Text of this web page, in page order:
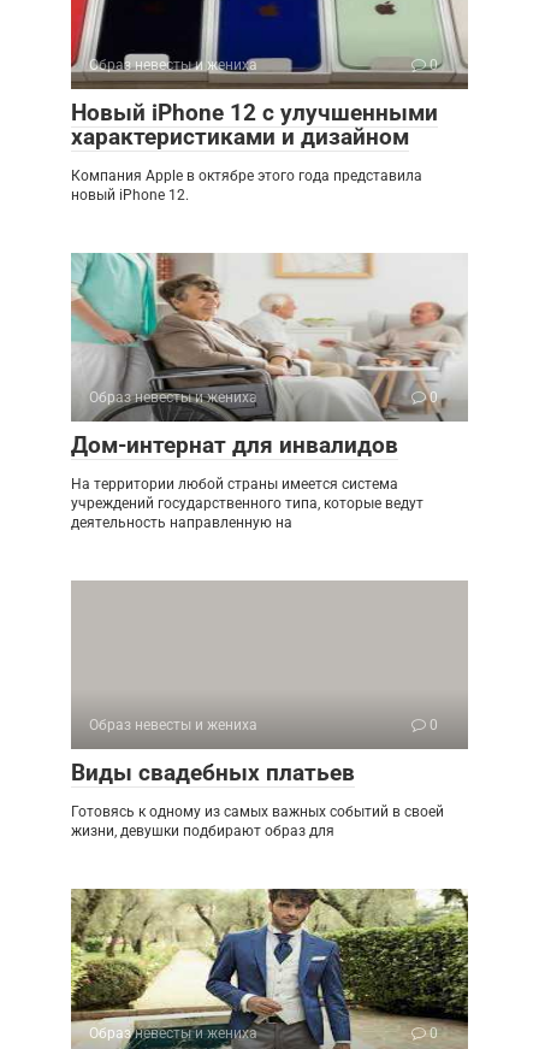
Образ невесты и жениха 0
Новый iPhone 12 с улучшенными
характеристиками и дизайном
Компания Apple в октябре этого года представила
новый iPhone 12.
Образ невесты и жениха 0
Дом-интернат для инвалидов
На территории любой страны имеется система
учреждений государственного типа, которые ведут
деятельность направленную на
Образ невесты и жениха 0
Виды свадебных платьев
Готовясь к одному из самых важных событий в своей
жизни, девушки подбирают образ для
Образ невесты и жениха 0